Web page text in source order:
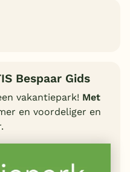
Bespaar Gids
vakantiepark! Met
en voordeliger en